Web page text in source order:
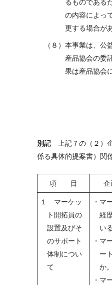
るものである
の内容によっ
更する場合が
（８）本事業は、公
産品協会の委
果は産品協会
別記上記７の（２）
係る具体的提案書）関
項 目 企
１ マーケッ
ト開拓員の
設置及びそ
のサポート
体制につい
て
・マ
経
い
・マ
ー
か。
・マ